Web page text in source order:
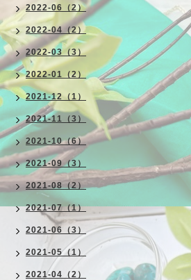
2022-06（2）
2022-04（2）
2022-03（3）
2022-01（2）
2021-12（1）
2021-11（3）
2021-10（6）
2021-09（3）
2021-08（2）
2021-07（1）
2021-06（3）
2021-05（1）
2021-04（2）